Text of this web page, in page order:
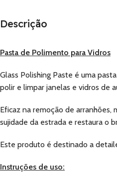
Descrição
Pasta de Polimento para Vidros
Glass Polishing Paste é uma
polir e limpar janelas e vidros de
Eficaz na remoção de arranhões,
sujidade da estrada e restaura o
Este produto é destinado a
Instruções de uso: